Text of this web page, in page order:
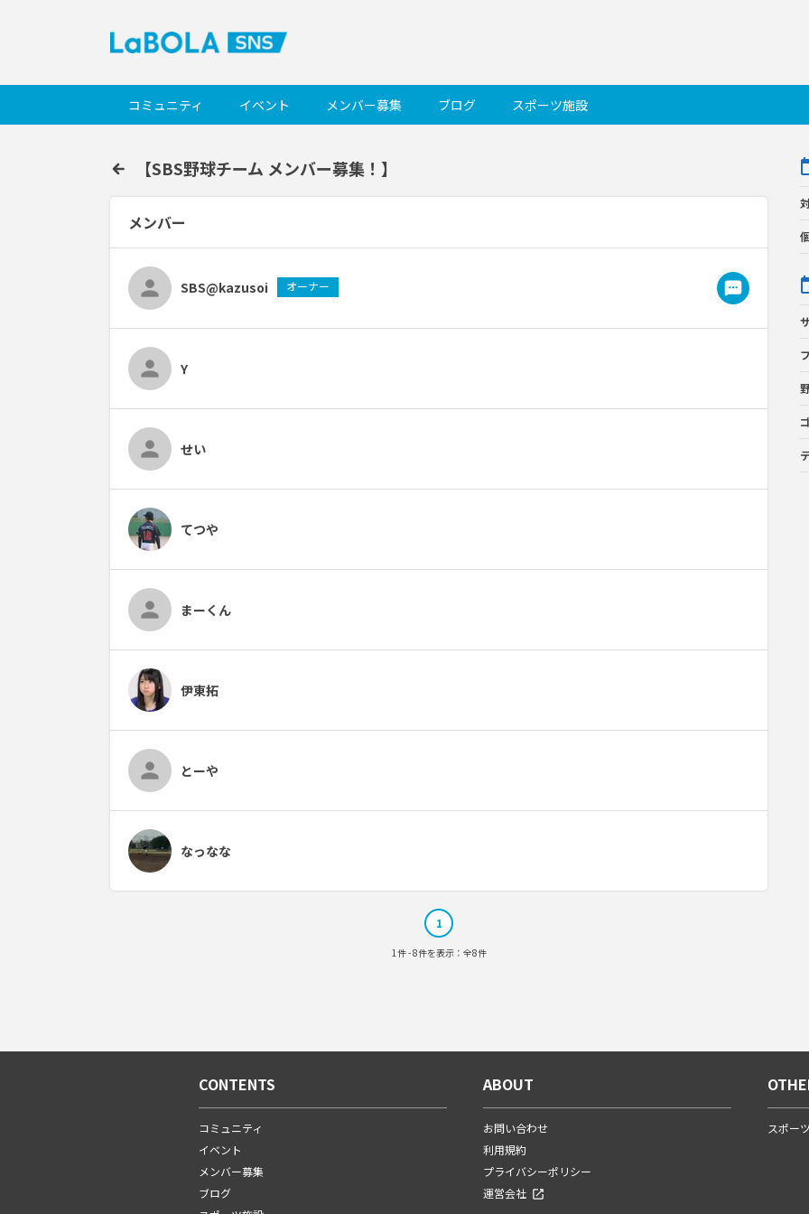
コミュニティ イベント メンバー募集 ブログ スポーツ施設
【SBS野球チーム メンバー募集！】
メンバー
SBS@kazusoi オーナー
Y
せい
てつや
まーくん
伊東拓
とーや
なっなな
1
1件 - 8件を表示：全8件
CONTENTS
コミュニティ
イベント
メンバー募集
ブログ
ABOUT
お問い合わせ
利用規約
プライバシーポリシー
運営会社
スポー